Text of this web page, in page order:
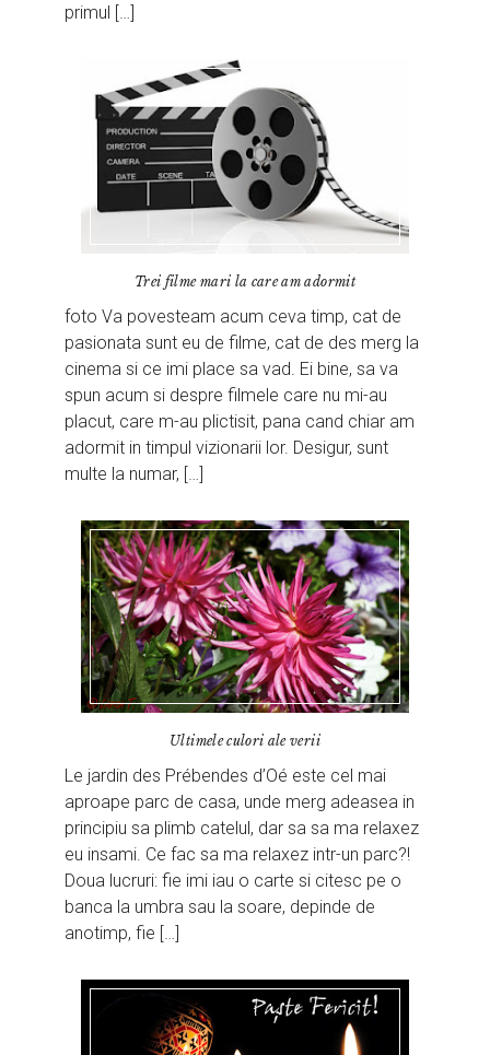
primul […]
Trei filme mari la care am adormit
foto Va povesteam acum ceva timp, cat de
pasionata sunt eu de filme, cat de des merg la
cinema si ce imi place sa vad. Ei bine, sa va
spun acum si despre filmele care nu mi-au
placut, care m-au plictisit, pana cand chiar am
adormit in timpul vizionarii lor. Desigur, sunt
multe la numar, […]
Ultimele culori ale verii
Le jardin des Prébendes d’Oé este cel mai
aproape parc de casa, unde merg adeasea in
principiu sa plimb catelul, dar sa sa ma relaxez
eu insami. Ce fac sa ma relaxez intr-un parc?!
Doua lucruri: fie imi iau o carte si citesc pe o
banca la umbra sau la soare, depinde de
anotimp, fie […]